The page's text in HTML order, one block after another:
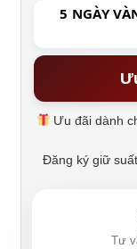
5 NGÀY
Ưu đãi dành
Đăng ký giữ
Tư